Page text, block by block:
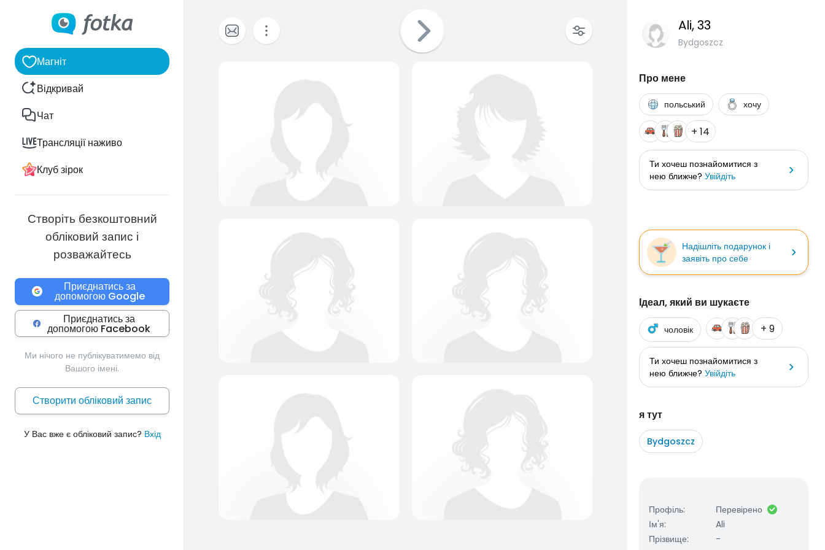
Магніт
Відкривай
Чат
Трансляції наживо
Клуб зірок
Створіть безкоштовний
обліковий запис і
розважайтесь
Приєднатись за
допомогою Google
Приєднатись за
допомогою Facebook
Ми нічого не публікуватимемо від
Вашого імені.
Створити обліковий запис
У Вас вже є обліковий запис? Вхід
Ali, 33
Bydgoszcz
Про мене
польський хочу
+ 14
Ти хочеш познайомитися з
нею ближче? Увійдіть
Надішліть подарунок і
заявіть про себе
Ідеал, який ви шукаєте
чоловік + 9
Ти хочеш познайомитися з
нею ближче? Увійдіть
я тут
Bydgoszcz
Профіль:
Перевірено
Ім'я:
Ali
Прізвище:
-